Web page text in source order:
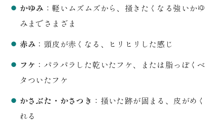
かゆみ ：軽いムズムズから、掻きたくなる強いかゆ
みまでさまざま
赤み ：頭皮が赤くなる、ヒリヒリした感じ
フケ ：パラパラした乾いたフケ、または脂っぽくベ
タついたフケ
かさぶた・かさつき ：掻いた跡が固まる、皮がめく
れる